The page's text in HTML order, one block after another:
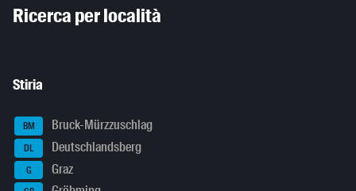
Ricerca per località
Stiria
BM Bruck-Mürzzuschlag
DL Deutschlandsberg
G Graz